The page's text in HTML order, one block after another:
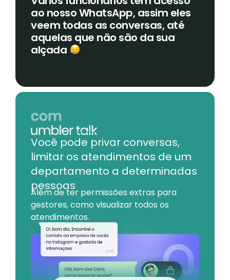
ao nosso WhatsApp, assim eles
veem todas as conversas, até
aquelas que não são da sua
alçada
Você pode privar conversas,
limitar os atendimentos de um
departamento a determinadas
pessoas
Além de ter permissões extras para
gestores, como visualizar todos os
atendimentos.